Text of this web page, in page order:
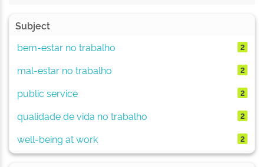
Subject
bem-estar no trabalho
2
mal-estar no trabalho 2
public service 2
qualidade de vida no trabalho 2
well-being at work 2